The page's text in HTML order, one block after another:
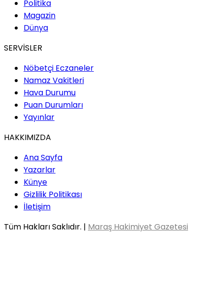
Politika
Magazin
Dünya
SERVİSLER
Nöbetçi Eczaneler
Namaz Vakitleri
Hava Durumu
Puan Durumları
Yayınlar
HAKKIMIZDA
Ana Sayfa
Yazarlar
Künye
Gizlilik Politikası
İletişim
Tüm Hakları Saklıdır. | Maraş Hakimiyet Gazetesi